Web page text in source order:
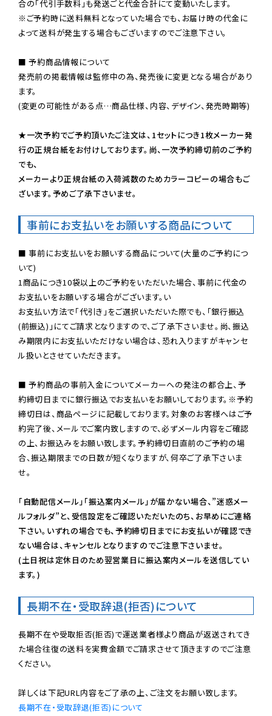
※ご予約時に送料無料となっていた場合でも、お届け時の代金に
よって送料が発生する場合もございますのでご注意下さい。
■ 予約商品情報について
発売前の掲載情報は監修中の為、発売後に変更となる場合があり
ます。
(変更の可能性がある点…商品仕様、内容、デザイン、発売時期等)
★一次予約でご予約頂いたご注文は、1セットにつき1枚メーカー発
行の正規台紙をお付けしております。尚、一次予約締切前のご予約
でも、
メーカーより正規台紙の入荷減数のためカラーコピーの場合もご
ざいます。予めご了承下さいませ。
事前にお支払いをお願いする商品について
■ 事前にお支払いをお願いする商品について(大量のご予約につ
いて)
1商品につき10袋以上のご予約をいただいた場合、事前に代金の
お支払いをお願いする場合がございます。い
お支払い方法で「代引き」をご選択いただいた際でも、「銀行振込
(前振込)」にてご請求となりますので、ご了承下さいませ。尚、振込
み期限内にお支払いただけない場合は、恐れ入りますがキャンセ
ル扱いとさせていただきます。
■ 予約商品の事前入金についてメーカーへの発注の都合上、予
約締切日までに銀行振込でお支払いをお願いしております。※予約
締切日は、商品ページに記載しております。対象のお客様へはご予
約完了後、メールでご案内致しますので、必ずメール内容をご確認
の上、お振込みをお願い致します。予約締切日直前のご予約の場
合、振込期限までの日数が短くなりますが、何卒ご了承下さいま
せ。
「自動配信メール」「振込案内メール」が届かない場合、”迷惑メー
ルフォルダ”と、受信設定をご確認いただいたのち、お早めにご連絡
下さい。いずれの場合でも、予約締切日までにお支払いが確認でき
ない場合は、キャンセルとなりますのでご注意下さいませ。
(土日祝は定休日のため翌営業日に振込案内メールを送信してい
ます。)
長期不在・受取辞退(拒否)について
長期不在や受取拒否(拒否)で運送業者様より商品が返送されてき
た場合往復の送料を実費金額でご請求させて頂きますのでご注意
ください。
長期不在・受取辞退(拒否)について